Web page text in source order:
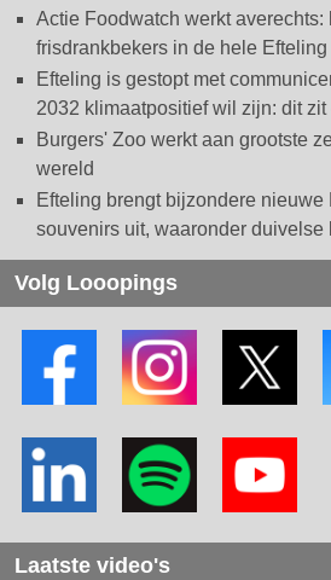
Actie Foodwatch werkt averechts:
frisdrankbekers in de hele
Efteling is gestopt met
2032 klimaatpositief wil zijn: dit zit
Burgers' Zoo werkt aan grootste
wereld
Efteling brengt bijzondere nieuwe
souvenirs uit, waaronder duivelse
Volg Looopings
Laatste video's